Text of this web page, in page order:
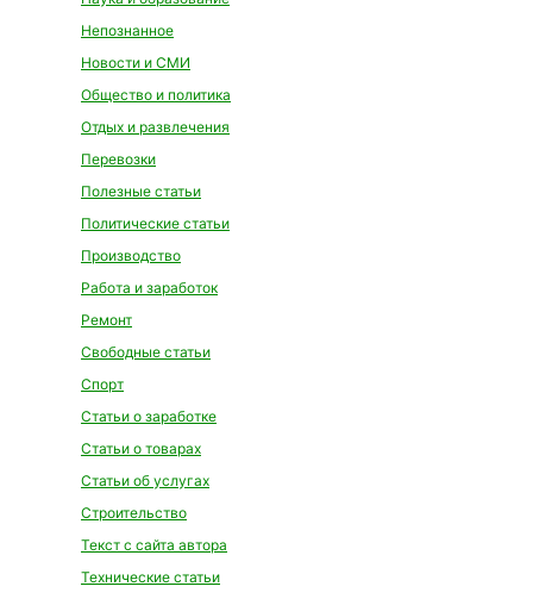
Непознанное
Новости и СМИ
Общество и политика
Отдых и развлечения
Перевозки
Полезные статьи
Политические статьи
Производство
Работа и заработок
Ремонт
Свободные статьи
Спорт
Статьи о заработке
Статьи о товарах
Статьи об услугах
Строительство
Текст с сайта автора
Технические статьи